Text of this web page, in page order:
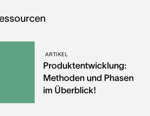
ARTIKEL
Produktentwicklung:
Methoden und Phasen
im Überblick!